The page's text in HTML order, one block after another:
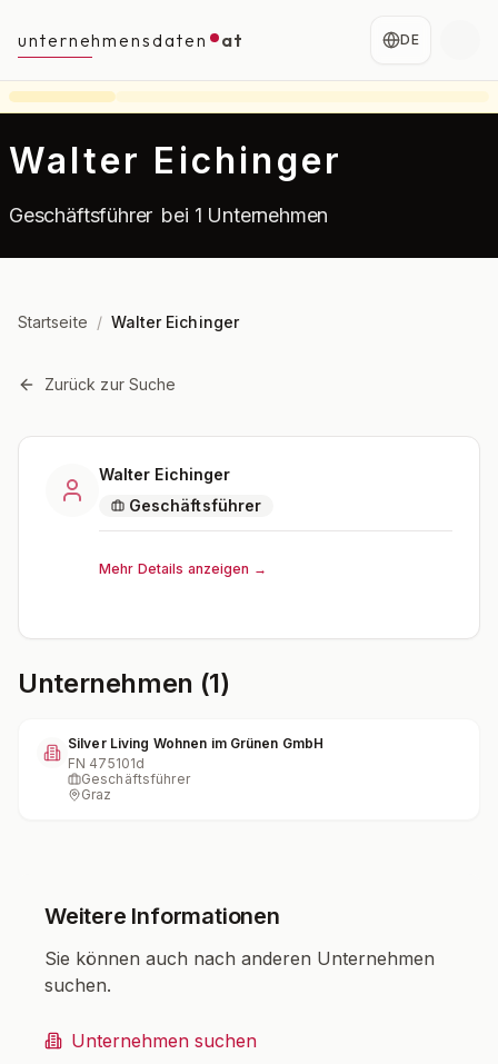
unternehmensdaten at DE
Walter Eichinger
Geschäftsführer bei 1 Unternehmen
Startseite / Walter Eichinger
Zurück zur Suche
Walter Eichinger
Geschäftsführer
Mehr Details anzeigen →
Unternehmen (1)
Silver Living Wohnen im Grünen GmbH
FN 475101d
Geschäftsführer
Graz
Weitere Informationen
Sie können auch nach anderen Unternehmen
suchen.
Unternehmen suchen